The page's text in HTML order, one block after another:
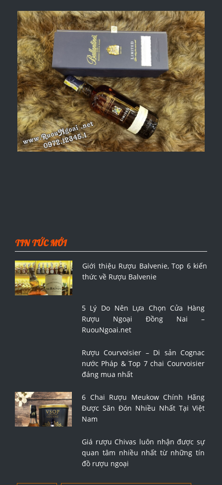
TIN TỨC MỚI
Giới thiệu Rượu Balvenie, Top 6 kiến
thức về Rượu Balvenie
5 Lý Do Nên Lựa Chọn Cửa Hàng
Rượu Ngoại Đồng Nai –
RuouNgoai.net
Rượu Courvoisier – Di sản Cognac
nước Pháp & Top 7 chai Courvoisier
đáng mua nhất
6 Chai Rượu Meukow Chính Hãng
Được Săn Đón Nhiều Nhất Tại Việt
Nam
Giá rượu Chivas luôn nhận được sự
quan tâm nhiều nhất từ những tín
đồ rượu ngoại